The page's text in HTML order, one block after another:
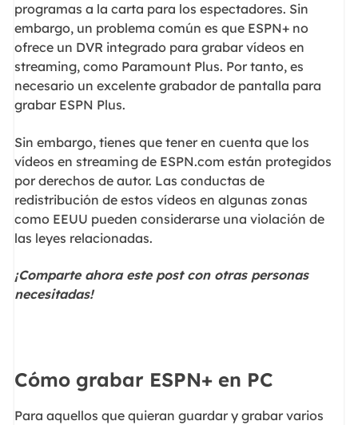
programas a la carta para los espectadores. Sin
embargo, un problema común es que ESPN+ no
ofrece un DVR integrado para grabar vídeos en
streaming, como Paramount Plus. Por tanto, es
necesario un excelente grabador de pantalla para
grabar ESPN Plus.
Sin embargo, tienes que tener en cuenta que los
vídeos en streaming de ESPN.com están protegidos
por derechos de autor. Las conductas de
redistribución de estos vídeos en algunas zonas
como EEUU pueden considerarse una violación de
las leyes relacionadas.
¡Comparte ahora este post con otras personas
necesitadas!
Cómo grabar ESPN+ en PC
Para aquellos que quieran guardar y grabar varios